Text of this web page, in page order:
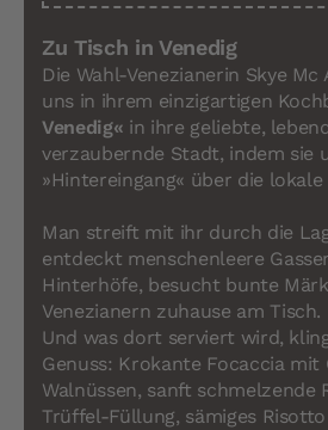
Zu Tisch in Venedig
Die Wahl-Venezianerin Skye
uns in ihrem einzigartigen
Venedig« in ihre geliebte,
verzaubernde Stadt, indem sie
»Hintereingang« über die
Man streift mit ihr durch die
entdeckt menschenleere
Hinterhöfe, besucht bunte
Venezianern zuhause am Tisch.
Und was dort serviert wird,
Genuss: Krokante Focaccia mit
Walnüssen, sanft schmelzende
Trüffel-Füllung, sämiges